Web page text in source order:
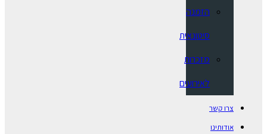
הזמנה
סיטונאית
מזכרות
לאירועים
צרו קשר
אודותינו